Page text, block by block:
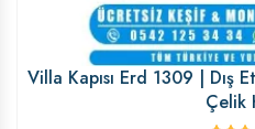
Villa Kapısı Erd 1309 | Dış
Çelik